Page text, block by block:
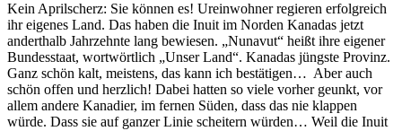
Kein Aprilscherz: Sie können es! Ureinwohner regieren erfolgreich
ihr eigenes Land. Das haben die Inuit im Norden Kanadas jetzt
anderthalb Jahrzehnte lang bewiesen. „Nunavut“ heißt ihre eigener
Bundesstaat, wortwörtlich „Unser Land“. Kanadas jüngste Provinz.
Ganz schön kalt, meistens, das kann ich bestätigen… Aber auch
schön offen und herzlich! Dabei hatten so viele vorher geunkt, vor
allem andere Kanadier, im fernen Süden, dass das nie klappen
würde. Dass sie auf ganzer Linie scheitern würden… Weil die Inuit